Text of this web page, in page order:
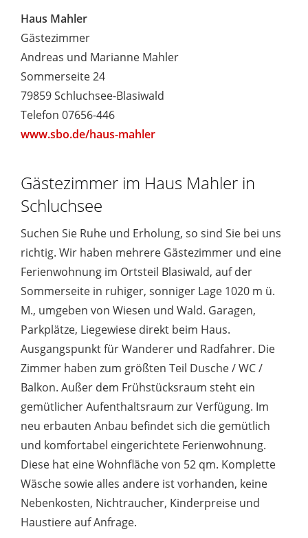
Haus Mahler
Gästezimmer
Andreas und Marianne Mahler
Sommerseite 24
79859 Schluchsee-Blasiwald
Telefon 07656-446
www.sbo.de/haus-mahler
Gästezimmer im Haus Mahler in
Schluchsee
Suchen Sie Ruhe und Erholung, so sind Sie bei uns
richtig. Wir haben mehrere Gästezimmer und eine
Ferienwohnung im Ortsteil Blasiwald, auf der
Sommerseite in ruhiger, sonniger Lage 1020 m ü.
M., umgeben von Wiesen und Wald. Garagen,
Parkplätze, Liegewiese direkt beim Haus.
Ausgangspunkt für Wanderer und Radfahrer. Die
Zimmer haben zum größten Teil Dusche / WC /
Balkon. Außer dem Frühstücksraum steht ein
gemütlicher Aufenthaltsraum zur Verfügung. Im
neu erbauten Anbau befindet sich die gemütlich
und komfortabel eingerichtete Ferienwohnung.
Diese hat eine Wohnfläche von 52 qm. Komplette
Wäsche sowie alles andere ist vorhanden, keine
Nebenkosten, Nichtraucher, Kinderpreise und
Haustiere auf Anfrage.